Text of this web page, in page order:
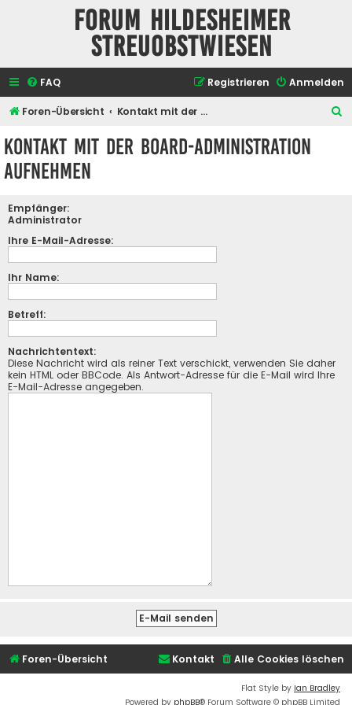
Forum Hildesheimer
Streuobstwiesen
FAQ Anmelden
Registrieren
Foren-Übersicht Kontakt mit der Board-Administration aufnehmen
Kontakt mit der Board-Administration
aufnehmen
Empfänger:
Administrator
Ihre E-Mail-Adresse:
Ihr Name:
Betreff:
Nachrichtentext:
Diese Nachricht wird als reiner Text verschickt, verwenden Sie daher
kein HTML oder BBCode. Als Antwort-Adresse für die E-Mail wird Ihre
E-Mail-Adresse angegeben.
Foren-Übersicht Alle Cookies löschen
Kontakt
Flat Style by Ian Bradley
Powered by phpBB® Forum Software © phpBB Limited